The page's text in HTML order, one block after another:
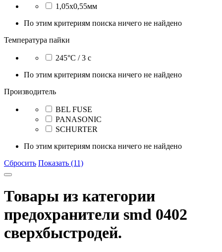
1,05x0,55мм
По этим критериям поиска ничего не найдено
Температура пайки
245°C / 3 с
По этим критериям поиска ничего не найдено
Производитель
BEL FUSE
PANASONIC
SCHURTER
По этим критериям поиска ничего не найдено
Сбросить Показать (11)
Товары из категории
предохранители smd 0402
сверхбыстродей.